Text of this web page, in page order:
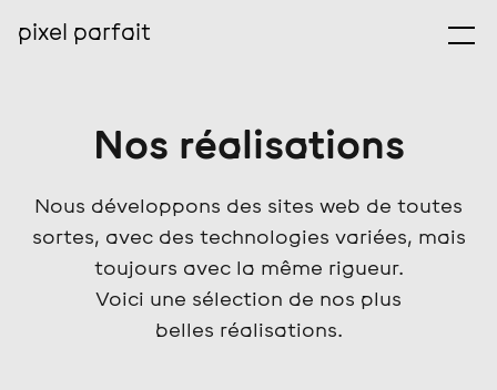
pixel parfait
Nos réalisations
Nous développons des sites web de toutes
sortes, avec des technologies variées, mais
toujours avec la même rigueur.
Voici une sélection de nos plus
belles réalisations.